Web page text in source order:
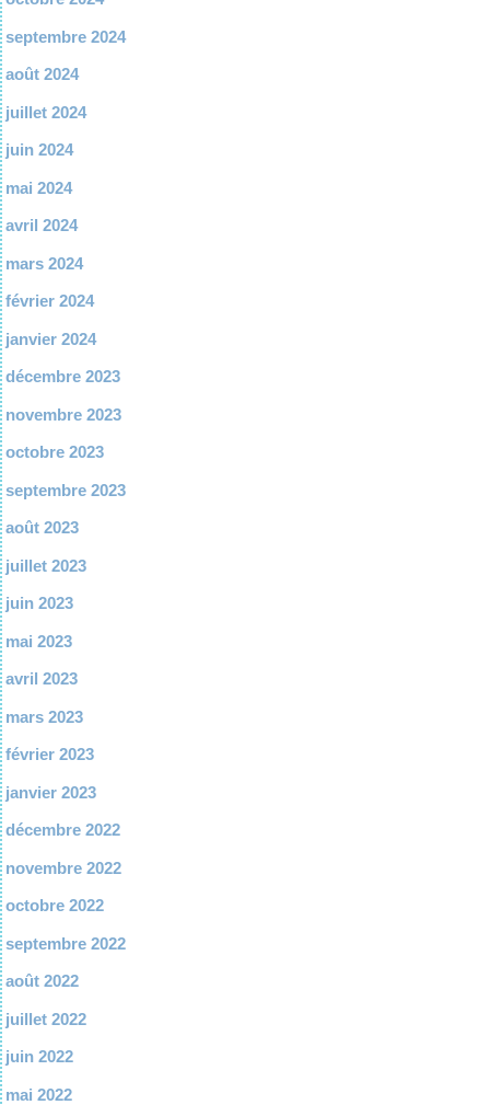
septembre 2024
août 2024
juillet 2024
juin 2024
mai 2024
avril 2024
mars 2024
février 2024
janvier 2024
décembre 2023
novembre 2023
octobre 2023
septembre 2023
août 2023
juillet 2023
juin 2023
mai 2023
avril 2023
mars 2023
février 2023
janvier 2023
décembre 2022
novembre 2022
octobre 2022
septembre 2022
août 2022
juillet 2022
juin 2022
mai 2022